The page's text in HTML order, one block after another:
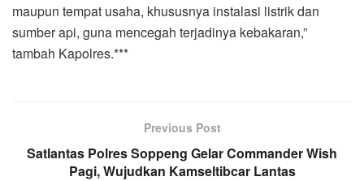
maupun tempat usaha, khususnya instalasi listrik dan
sumber api, guna mencegah terjadinya kebakaran,”
tambah Kapolres.***
Previous Post
Satlantas Polres Soppeng Gelar Commander Wish
Pagi, Wujudkan Kamseltibcar Lantas